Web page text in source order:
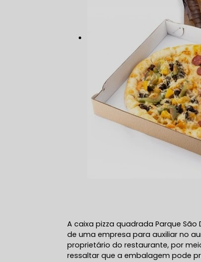
A caixa pizza quadrada Parque
de uma empresa para auxiliar no
proprietário do restaurante, por
ressaltar que a embalagem pode